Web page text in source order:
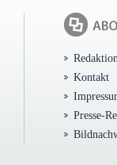
Kontakt
Presse-